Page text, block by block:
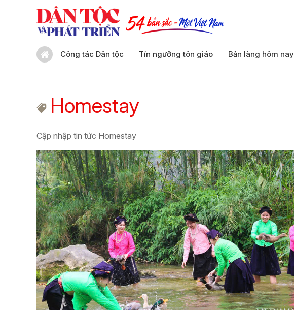
Công tác Dân tộc Tín ngưỡng tôn giáo Bản làng hôm nay
Homestay
Cập nhập tin tức Homestay